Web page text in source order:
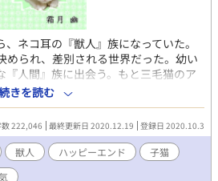
ネコ耳の『獣人』族になっていた。
められ、差別される世界だった。幼い
『人間』族に出会う。もと三毛猫のア
の人間と幸せになっていくお話。王子
らスタートするので、BLのからみはし
。Ｒ15禁以上１８禁未満な感じです。
ります。 いきなり可哀想な展開から始
獣人となってもたどたどしさがなか
たりなどの流血表現があります。 ムー
きを読む
222,046 最終更新日 2020.12.19 登録日 2020.10.3
獣人 ハッピーエンド
子猫